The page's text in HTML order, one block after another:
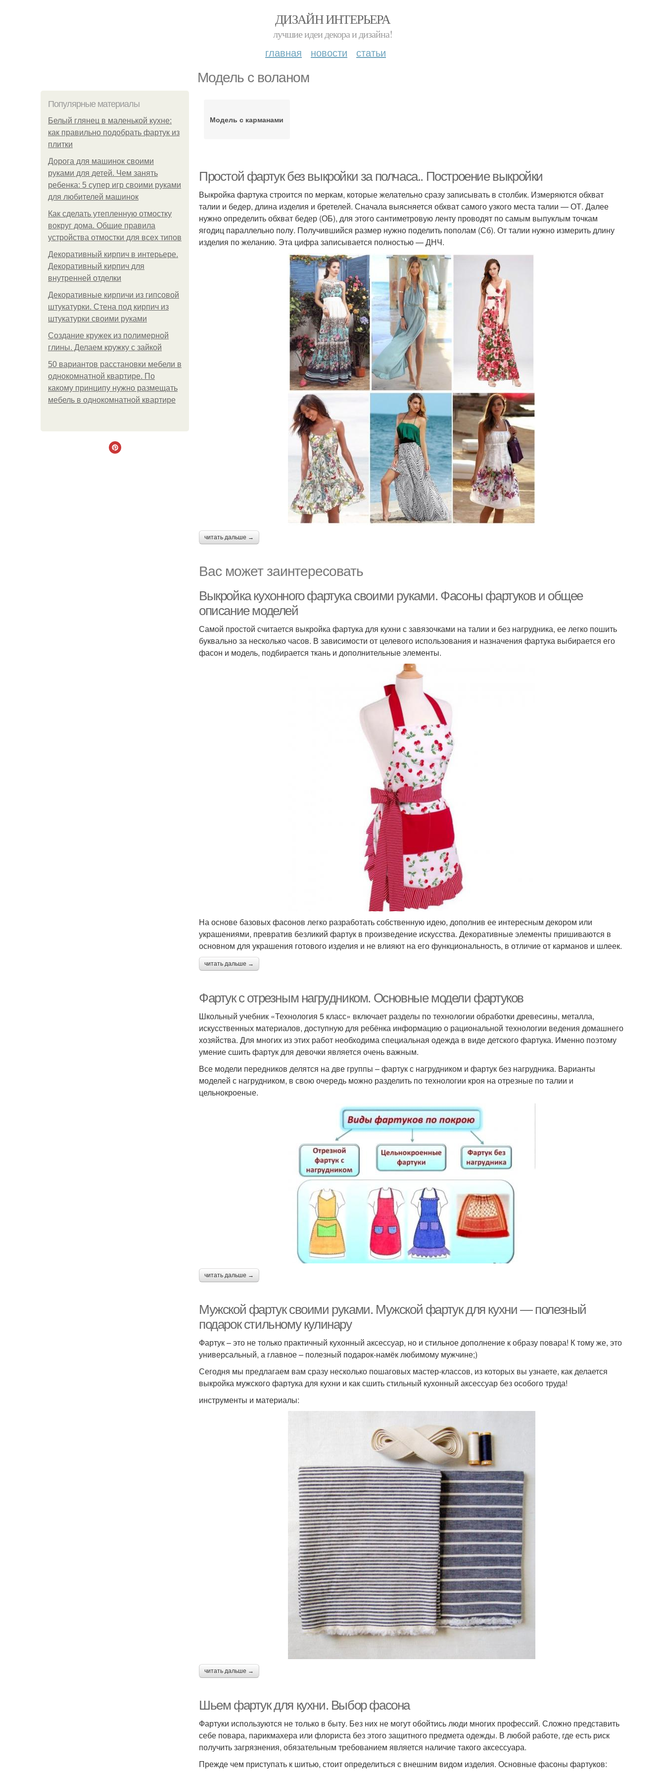
ДИЗАЙН ИНТЕРЬЕРА
лучшие идеи декора и дизайна!
главная новости статьи
Модель с воланом
Популярные материалы
Белый глянец в маленькой кухне:
как правильно подобрать фартук из
плитки
Дорога для машинок своими
руками для детей. Чем занять
ребенка: 5 супер игр своими руками
для любителей машинок
Как сделать утепленную отмостку
вокруг дома. Общие правила
устройства отмостки для всех типов
Декоративный кирпич в интерьере.
Декоративный кирпич для
внутренней отделки
Декоративные кирпичи из гипсовой
штукатурки. Стена под кирпич из
штукатурки своими руками
Создание кружек из полимерной
глины. Делаем кружку с зайкой
50 вариантов расстановки мебели в
однокомнатной квартире. По
какому принципу нужно размещать
мебель в однокомнатной квартире
Модель с карманами
Простой фартук без выкройки за полчаса.. Построение выкройки
Выкройка фартука строится по меркам, которые желательно сразу записывать в столбик. Измеряются обхват
талии и бедер, длина изделия и бретелей. Сначала выясняется обхват самого узкого места талии — ОТ. Далее
нужно определить обхват бедер (ОБ), для этого сантиметровую ленту проводят по самым выпуклым точкам
ягодиц параллельно полу. Получившийся размер нужно поделить пополам (Сб). От талии нужно измерить длину
изделия по желанию. Эта цифра записывается полностью — ДНЧ.
читать дальше →
Вас может заинтересовать
Выкройка кухонного фартука своими руками. Фасоны фартуков и общее
описание моделей
Самой простой считается выкройка фартука для кухни с завязочками на талии и без нагрудника, ее легко пошить
буквально за несколько часов. В зависимости от целевого использования и назначения фартука выбирается его
фасон и модель, подбирается ткань и дополнительные элементы.
На основе базовых фасонов легко разработать собственную идею, дополнив ее интересным декором или
украшениями, превратив безликий фартук в произведение искусства. Декоративные элементы пришиваются в
основном для украшения готового изделия и не влияют на его функциональность, в отличие от карманов и шлеек.
читать дальше →
Фартук с отрезным нагрудником. Основные модели фартуков
Школьный учебник «Технология 5 класс» включает разделы по технологии обработки древесины, металла,
искусственных материалов, доступную для ребёнка информацию о рациональной технологии ведения домашнего
хозяйства. Для многих из этих работ необходима специальная одежда в виде детского фартука. Именно поэтому
умение сшить фартук для девочки является очень важным.
Все модели передников делятся на две группы – фартук с нагрудником и фартук без нагрудника. Варианты
моделей с нагрудником, в свою очередь можно разделить по технологии кроя на отрезные по талии и
цельнокроеные.
читать дальше →
Мужской фартук своими руками. Мужской фартук для кухни — полезный
подарок стильному кулинару
Фартук – это не только практичный кухонный аксессуар, но и стильное дополнение к образу повара! К тому же, это
универсальный, а главное – полезный подарок-намёк любимому мужчине;)
Сегодня мы предлагаем вам сразу несколько пошаговых мастер-классов, из которых вы узнаете, как делается
выкройка мужского фартука для кухни и как сшить стильный кухонный аксессуар без особого труда!
инструменты и материалы:
читать дальше →
Шьем фартук для кухни. Выбор фасона
Фартуки используются не только в быту. Без них не могут обойтись люди многих профессий. Сложно представить
себе повара, парикмахера или флориста без этого защитного предмета одежды. В любой работе, где есть риск
получить загрязнения, обязательным требованием является наличие такого аксессуара.
Прежде чем приступать к шитью, стоит определиться с внешним видом изделия. Основные фасоны фартуков: